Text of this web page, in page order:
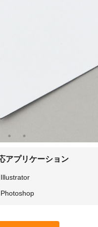
アプリケーション
Illustrator
Photoshop